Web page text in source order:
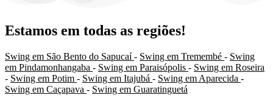
Estamos em todas as regiões!
Swing em São Bento do Sapucaí- Swing em Tremembé - Swing
em Pindamonhangaba - Swing em Paraisópolis - Swing em Roseira
- Swing em Potim - Swing em Itajubá - Swing em Aparecida -
Swing em Caçapava - Swing em Guaratinguetá